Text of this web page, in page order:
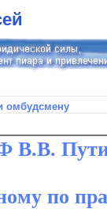
омбудсмену